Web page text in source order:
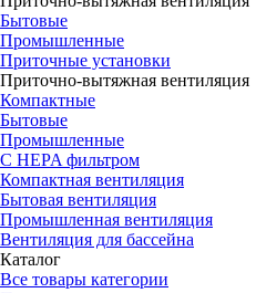
Бытовые
Промышленные
Приточные установки
Приточно-вытяжная вентиляция
Компактные
Бытовые
Промышленные
С HEPA фильтром
Компактная вентиляция
Бытовая вентиляция
Промышленная вентиляция
Вентиляция для бассейна
Каталог
Все товары категории